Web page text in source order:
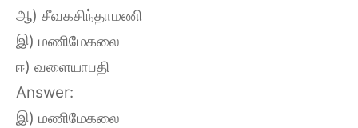
ஆ) சீவகசிந்தாமணி
இ) மணிமேகலை
ஈ) வளையாபதி
Answer:
இ) மணிமேகலை